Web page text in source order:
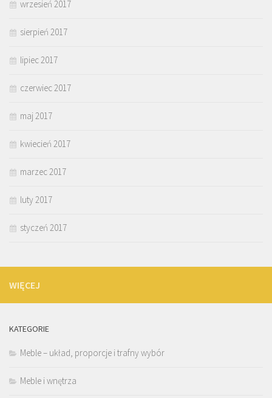
wrzesień 2017
sierpień 2017
lipiec 2017
czerwiec 2017
maj 2017
kwiecień 2017
marzec 2017
luty 2017
styczeń 2017
WIĘCEJ
KATEGORIE
Meble – układ, proporcje i trafny wybór
Meble i wnętrza